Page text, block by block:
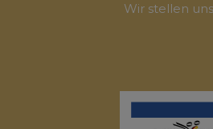
Wir stellen